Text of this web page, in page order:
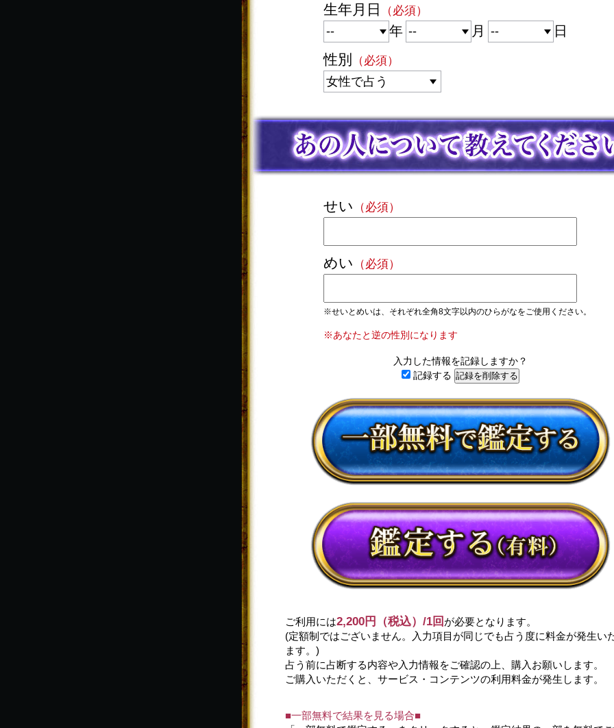
生年月日 （必須）
年 月 日
性別 （必須）
せい （必須）
めい （必須）
※せいとめいは、それぞれ全角8文字以内のひらがなをご使用ください。
※あなたと逆の性別になります
入力した情報を記録しますか？
記録する
ご利用には2,200円（税込）/1回 が必要となります。
(定額制ではございません。入力項目が同じでも占う度に料金が発生い
ます。)
占う前に占断する内容や入力情報をご確認の上、購入お願いします。
ご購入いただくと、サービス・コンテンツの利用料金が発生します。
■一部無料で結果を見る場合■